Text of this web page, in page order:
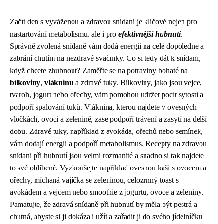
Začít den s vyváženou a zdravou snídaní je klíčové nejen pro
nastartování metabolismu, ale i pro efektivnější hubnutí.
Správně zvolená snídaně vám dodá energii na celé dopoledne a
zabrání chutím na nezdravé svačinky. Co si tedy dát k snídani,
když chcete zhubnout? Zaměřte se na potraviny bohaté na
bílkoviny, vlákninu a zdravé tuky. Bílkoviny, jako jsou vejce,
tvaroh, jogurt nebo ořechy, vám pomohou udržet pocit sytosti a
podpoří spalování tuků. Vláknina, kterou najdete v ovesných
vločkách, ovoci a zelenině, zase podpoří trávení a zasytí na delší
dobu. Zdravé tuky, například z avokáda, ořechů nebo semínek,
vám dodají energii a podpoří metabolismus. Recepty na zdravou
snídani při hubnutí jsou velmi rozmanité a snadno si tak najdete
to své oblíbené. Vyzkoušejte například ovesnou kaši s ovocem a
ořechy, míchaná vajíčka se zeleninou, celozrnný toast s
avokádem a vejcem nebo smoothie z jogurtu, ovoce a zeleniny.
Pamatujte, že zdravá snídaně při hubnutí by měla být pestrá a
chutná, abyste si ji dokázali užít a zařadit ji do svého jídelníčku